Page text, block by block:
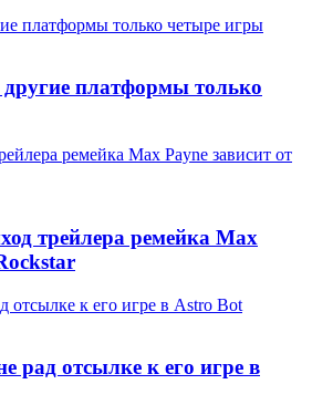
платформы только четыре игры
платформы только
ремейка Max Payne зависит от
трейлера ремейка Max
отсылке к его игре в Astro Bot
рад отсылке к его игре в